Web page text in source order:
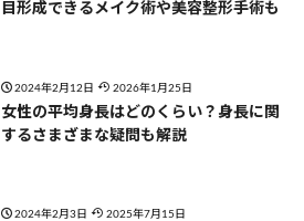
目形成できるメイク術や美容整形手術も
2024年2月12日 2026年1月25日
女性の平均身長はどのくらい？身長に関
するさまざまな疑問も解説
2024年2月3日 2025年7月15日